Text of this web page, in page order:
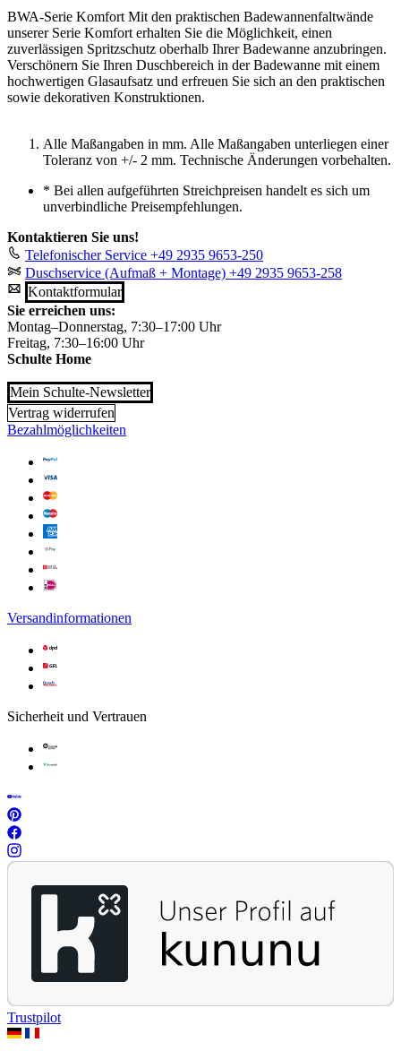
BWA-Serie Komfort Mit den praktischen Badewannenfaltwände
unserer Serie Komfort erhalten Sie die Möglichkeit, einen
zuverlässigen Spritzschutz oberhalb Ihrer Badewanne anzubringen.
Verschönern Sie Ihren Duschbereich in der Badewanne mit einem
hochwertigen Glasaufsatz und erfreuen Sie sich an den praktischen
sowie dekorativen Konstruktionen.
Alle Maßangaben in mm. Alle Maßangaben unterliegen einer
Toleranz von +/- 2 mm. Technische Änderungen vorbehalten.
* Bei allen aufgeführten Streichpreisen handelt es sich um
unverbindliche Preisempfehlungen.
Kontaktieren Sie uns!
Telefonischer Service +49 2935 9653-250
Duschservice (Aufmaß + Montage) +49 2935 9653-258
Kontaktformular
Sie erreichen uns:
Montag–Donnerstag, 7:30–17:00 Uhr
Freitag, 7:30–16:00 Uhr
Schulte Home
Mein Schulte-Newsletter
Vertrag widerrufen
Bezahlmöglichkeiten
Versandinformationen
Sicherheit und Vertrauen
Trustpilot